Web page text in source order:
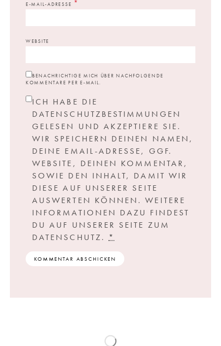
E-MAIL-ADRESSE *
WEBSITE
BENACHRICHTIGE MICH ÜBER NACHFOLGENDE
KOMMENTARE PER E-MAIL.
ICH HABE DIE
DATENSCHUTZBESTIMMUNGEN
GELESEN UND AKZEPTIERE SIE.
WIR SPEICHERN DEINEN NAMEN,
DEINE EMAIL-ADRESSE, GGF.
WEBSITE, DEINEN KOMMENTAR,
SOWIE DEN INHALT, DAMIT WIR
DIESE AUF UNSERER SEITE
AUSWERTEN KÖNNEN. WEITERE
INFORMATIONEN DAZU FINDEST
DU AUF UNSERER SEITE ZUM
DATENSCHUTZ.*